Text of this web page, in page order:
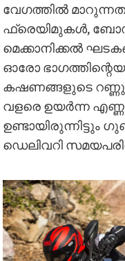
വേഗത്തിൽ
ഫ്രെയിമുകൾ,
മെക്കാനിക്കൽ
ഓരോ
കഷണങ്ങളുടെ
വളരെ ഉയർന്ന
ഉണ്ടായിരുന്നിട്ടും
ഡെലിവറി